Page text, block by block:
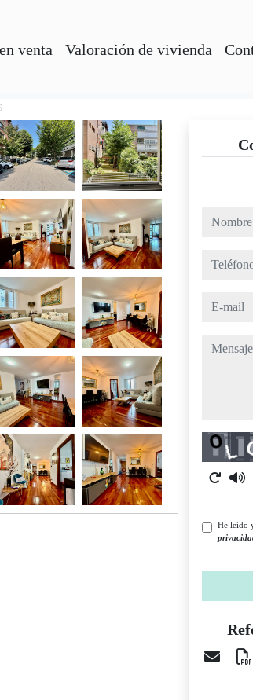
venta Valoración de vivienda
nombre
teléfono
e-mail
mensaje
Captcha
He leído